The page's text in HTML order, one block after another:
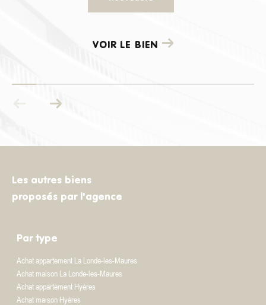
VOIR LE BIEN
Les autres biens
proposés par l'agence
Par type
Achat appartement La Londe-les-Maures
Achat maison La Londe-les-Maures
Achat appartement Hyères
Achat maison Hyères